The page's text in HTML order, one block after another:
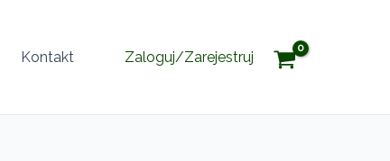
Kontakt Zaloguj/Zarejestruj